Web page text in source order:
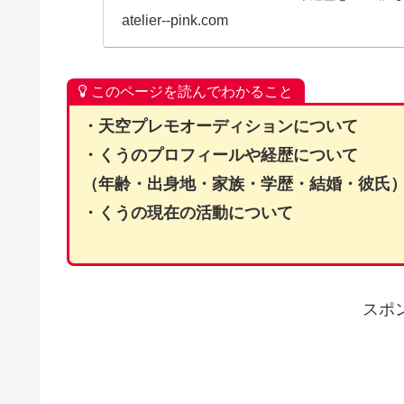
atelier--pink.com
このページを読んでわかること
・天空プレモオーディションについて
・くうのプロフィールや経歴について
（年齢・出身地・家族・学歴・結婚・彼氏
・くうの現在の活動について
スポ